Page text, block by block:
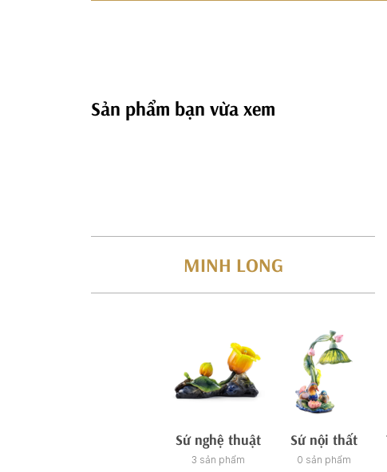
Sản phẩm bạn vừa xem
MINH LONG
Sứ nghệ thuật
3 sản phẩm
Sứ nội thất
0 sản phẩm